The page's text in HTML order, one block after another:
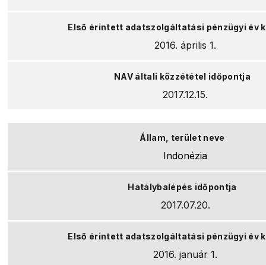
2016. április 1.
2017.12.15.
Indonézia
2017.07.20.
2016. január 1.